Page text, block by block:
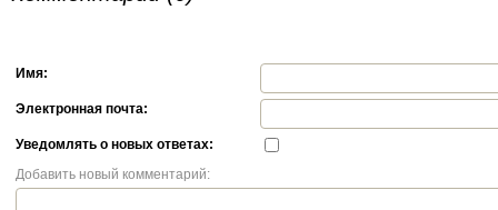
Имя:
Электронная почта:
Уведомлять о новых ответах:
Добавить новый комментарий: